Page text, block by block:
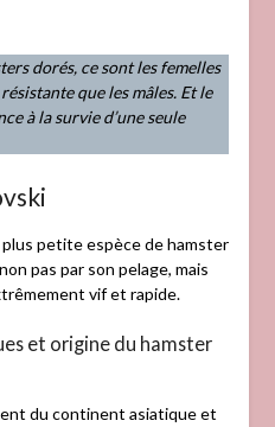
dorés, ce sont les femelles
que les mâles. Et le
à la survie d’une seule
petite espèce de hamster
pas par son pelage, mais
vif et rapide.
et origine du hamster
du continent asiatique et